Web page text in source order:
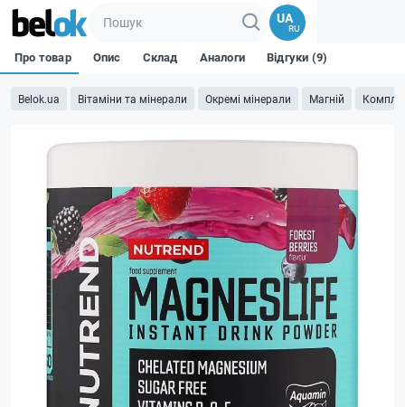
UA
RU
Belok.ua Вітаміни та мінерали Окремі мінерали Магній
Про товар Опис Склад Аналоги Відгуки (9)